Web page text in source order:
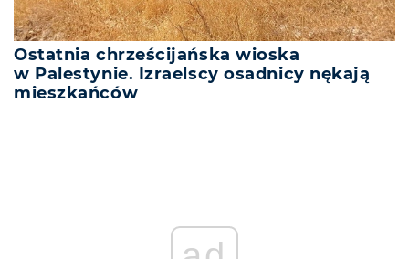
Ostatnia chrześcijańska wioska
w Palestynie. Izraelscy osadnicy nękają
mieszkańców